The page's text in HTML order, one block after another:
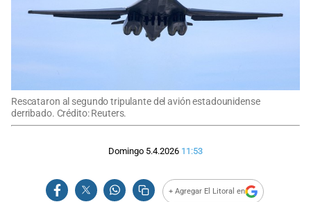
Rescataron al segundo tripulante del avión estadounidense
derribado. Crédito: Reuters.
Domingo 5.4.2026 11:53
+ Agregar El Litoral en